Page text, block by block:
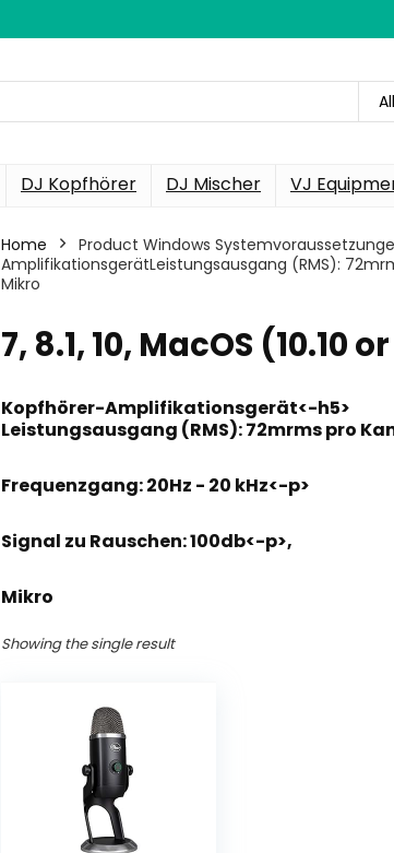
DJ Kopfhörer DJ Mischer VJ
Home Product Windows
AmplifikationsgerätLeistungsausgang (RMS):
Mikro
‎7, 8.1, 10, MacOS (10.10
Kopfhörer-Amplifikationsgerät<-h5>
Leistungsausgang (RMS): 72mrms pro
Frequenzgang: 20Hz - 20 kHz<-p>
Signal zu Rauschen: 100db<-p>,
Mikro
Showing the single result